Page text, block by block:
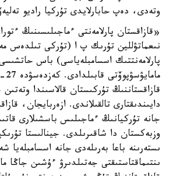
وتەدى، دەپ حابارلايدى تۇركيا راديو
«قازاقستان پارلامەنتى ءماجىلىسىنىڭ
نىعماتۋللين تۇرىك پ ا (تۇركى تىلدەس
پارلامەنتتىك اسسامبلەياسى) باس حاتشىسى
قازاقستاننىڭ تۇركىستان قالاسىندا
دايىندىقتارى تالقىلاندى. ازەربايجان،
جانە تۇركيانىڭ ءماجىلىس باسشىلارى
وزبەكستان دا شاقىرىلدى. جينالىستا
ىستەرىنە باعا بەرىلەدى جانە اسسامبلەيا
ىنتىماقتاستىقتى جەتىلدىرۋ ءۇشىن جاڭا